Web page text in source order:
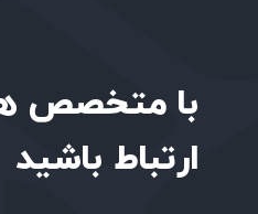
با متخصص
ارتباط باشید